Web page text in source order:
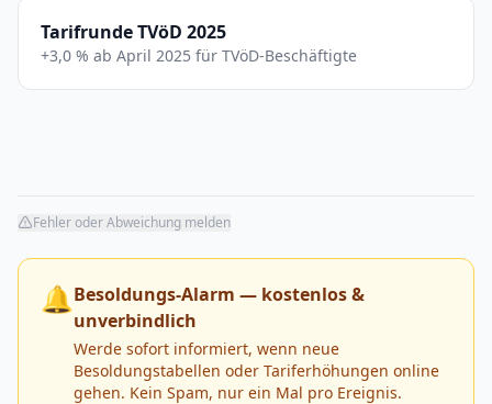
Tarifrunde TVöD 2025
+3,0 % ab April 2025 für TVöD-Beschäftigte
Fehler oder Abweichung melden
🔔Besoldungs-Alarm — kostenlos &
unverbindlich
Werde sofort informiert, wenn neue
Besoldungstabellen oder Tariferhöhungen online
gehen. Kein Spam, nur ein Mal pro Ereignis.